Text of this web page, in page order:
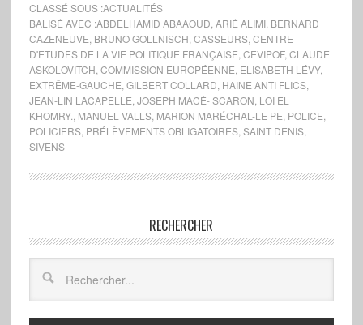
CLASSÉ SOUS :ACTUALITÉS
BALISÉ AVEC :ABDELHAMID ABAAOUD ARIÉ ALIMI, BERNARD
CAZENEUVE BRUNO GOLLNISCH CASSEURS, CENTRE
D'ETUDES DE LA VIE POLITIQUE FRANÇAISE CEVIPOF, CLAUDE
ASKOLOVITCH COMMISSION EUROPÉENNE ELISABETH LÉVY,
EXTRÊME-GAUCHE GILBERT COLLARD HAINE ANTI FLICS,
JEAN-LIN LACAPELLE JOSEPH MACÉ- SCARON LOI EL
KHOMRY. MANUEL VALLS, MARION MARÉCHAL-LE PE POLICE
POLICIERS, PRÉLÈVEMENTS OBLIGATOIRES, SAINT DENIS,
SIVENS
RECHERCHER